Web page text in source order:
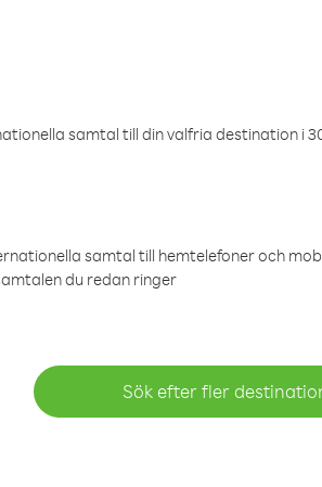
samtal till din valfria destination i
samtal till hemtelefoner och
du redan ringer
Sök efter fler